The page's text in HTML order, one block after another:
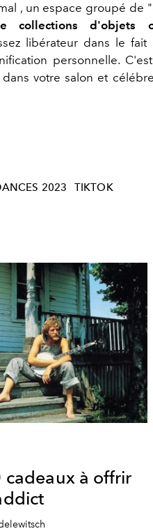
, un espace groupé de
collections d'objets
libérateur dans le fait
personnelle.
votre salon et
2023 TIKTOK
cadeaux à offrir